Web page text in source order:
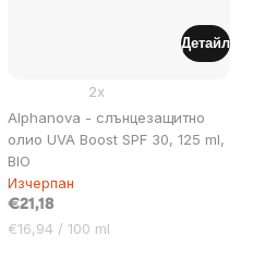
Alphanova - слънцезащитно
олио UVA Boost SPF 30, 125 ml,
BIO
2x
Изчерпан
€21,18
Цена
€16,94 / 100 ml
Детайл